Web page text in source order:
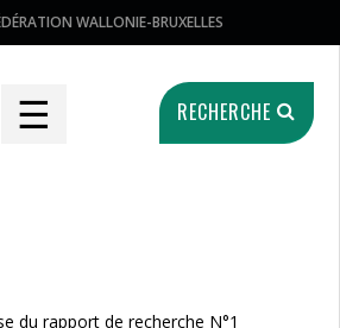
WALLONIE-BRUXELLES
☰ RECHERCHE
du rapport de recherche N°1